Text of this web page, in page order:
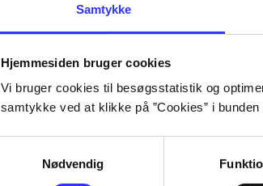
Samtykke
Hjemmesiden bruger cookies
Vi bruger cookies til besøgsstatistik og
samtykke ved at klikke på ”Cookies” i
Nødvendig
...